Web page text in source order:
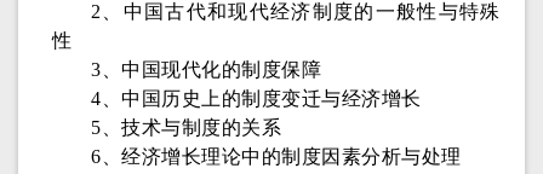
2、中国古代和现代经济制度的一般性与特殊
性
3、中国现代化的制度保障
4、中国历史上的制度变迁与经济增长
5、技术与制度的关系
6、经济增长理论中的制度因素分析与处理